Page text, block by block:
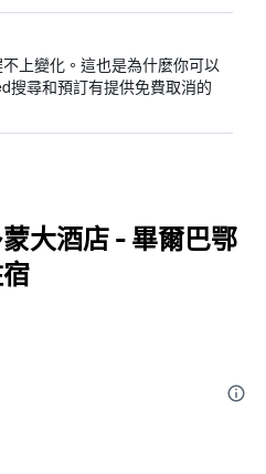
上變化。這也是為什麼你可以
搜尋和預訂有提供免費取消的
大酒店 - 畢爾巴鄂